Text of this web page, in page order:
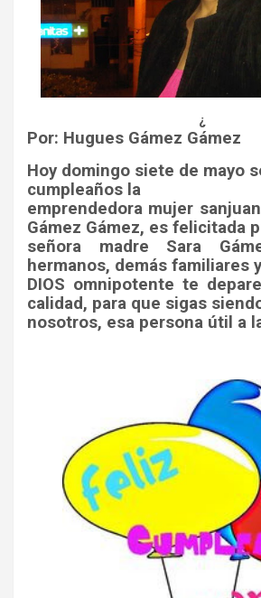
¿
Por: Hugues Gámez Gámez
Hoy domingo siete de mayo
cumpleaños la
emprendedora mujer
Gámez Gámez, es felicitada
señora madre Sara
hermanos, demás familiares
DIOS omnipotente te
calidad, para que sigas
nosotros, esa persona útil a